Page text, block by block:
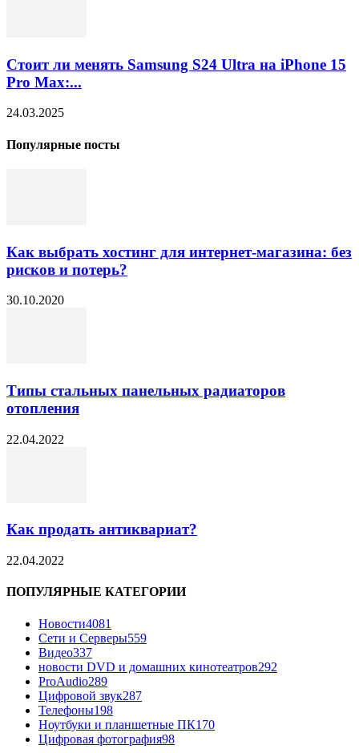
Стоит ли менять Samsung S24 Ultra на iPhone 15
Pro Max:...
24.03.2025
Популярные посты
Как выбрать хостинг для интернет-магазина: без
рисков и потерь?
30.10.2020
Типы стальных панельных радиаторов
отопления
22.04.2022
Как продать антиквариат?
22.04.2022
ПОПУЛЯРНЫЕ КАТЕГОРИИ
Новости4081
Сети и Серверы559
Видео337
новости DVD и домашних кинотеатров292
ProAudio289
Цифровой звук287
Телефоны198
Ноутбуки и планшетные ПК170
Цифровая фотография98